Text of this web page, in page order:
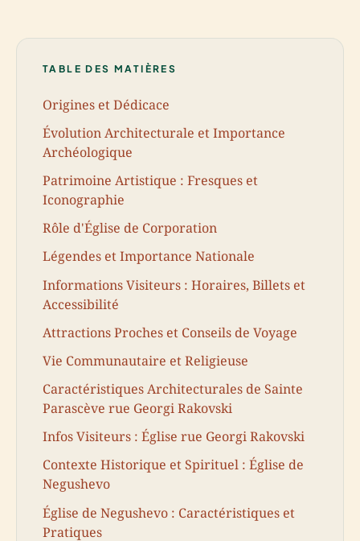
TABLE DES MATIÈRES
Origines et Dédicace
Évolution Architecturale et Importance
Archéologique
Patrimoine Artistique : Fresques et
Iconographie
Rôle d'Église de Corporation
Légendes et Importance Nationale
Informations Visiteurs : Horaires, Billets et
Accessibilité
Attractions Proches et Conseils de Voyage
Vie Communautaire et Religieuse
Caractéristiques Architecturales de Sainte
Parascève rue Georgi Rakovski
Infos Visiteurs : Église rue Georgi Rakovski
Contexte Historique et Spirituel : Église de
Negushevo
Église de Negushevo : Caractéristiques et
Pratiques